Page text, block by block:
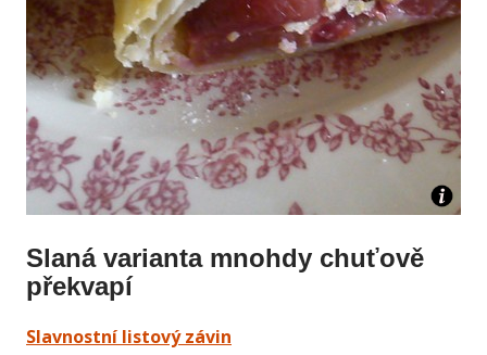
Slaná varianta mnohdy chuťově
překvapí
Slavnostní listový závin